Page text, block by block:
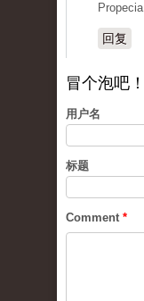
Propecia
回复
冒个泡吧！
用户名
标题
Comment *